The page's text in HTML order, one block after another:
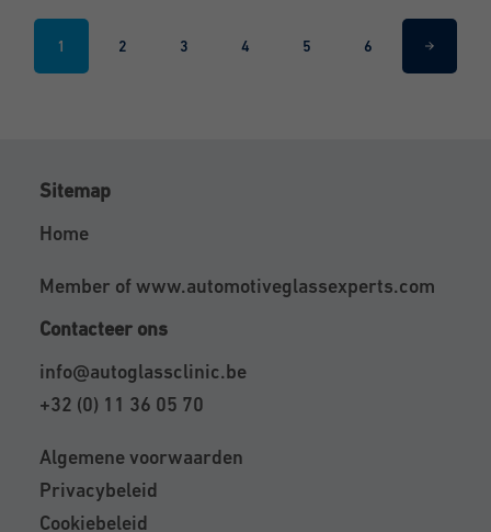
1 2 3 4 5 6
Sitemap
Home
Member ofwww.automotiveglassexperts.com
Contacteer ons
info@autoglassclinic.be
+32 (0) 11 36 05 70
Algemene voorwaarden
Privacybeleid
Cookiebeleid